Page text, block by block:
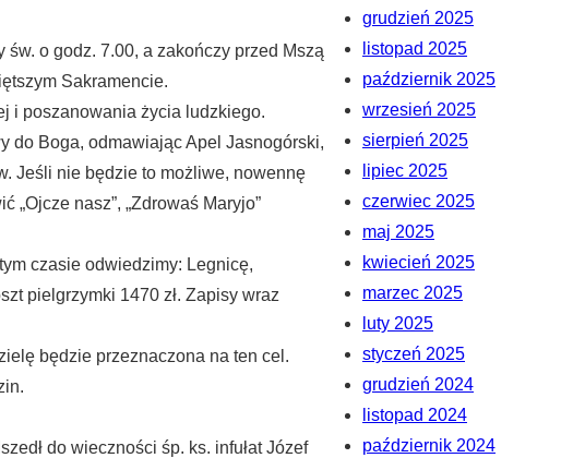
o godz. 7.00, a zakończy przed Mszą
Sakramencie.
i poszanowania życia ludzkiego.
do Boga, odmawiając Apel Jasnogórski,
Jeśli nie będzie to możliwe, nowennę
nasz”, „Zdrowaś Maryjo”
czasie odwiedzimy: Legnicę,
pielgrzymki 1470 zł. Zapisy wraz
będzie przeznaczona na ten cel.
do wieczności śp. ks. infułat Józef
grudzień 2025
listopad 2025
październik 2025
wrzesień 2025
sierpień 2025
lipiec 2025
czerwiec 2025
maj 2025
kwiecień 2025
marzec 2025
luty 2025
styczeń 2025
grudzień 2024
listopad 2024
październik 2024